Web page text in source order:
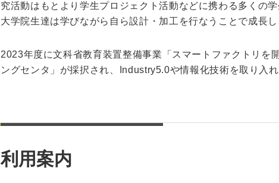
究活動はもとより学生プロジェクト活動などに携わる多くの
大学院生達は学びながら自ら設計・加工を行なうことで成長
2023年度に文科省教育装置整備事業「スマートファクトリを
ングセンタ」が採択され、Industry5.0や情報化技術を取り入
利用案内